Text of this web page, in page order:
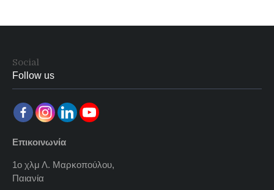
Social
Follow us
Επικοινωνία
1ο χλμ Λ. Μαρκοπούλου,
Παιανία